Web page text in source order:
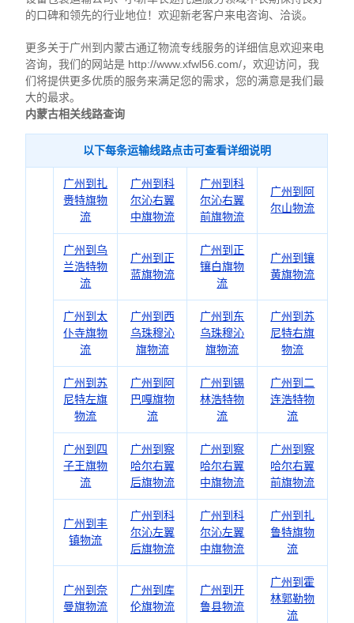
的口碑和领先的行业地位！欢迎新老客户来电咨询、洽谈。
更多关于广州到内蒙古通辽物流专线服务的详细信息欢迎来电
咨询，我们的网站是 http://www.xfwl56.com/，欢迎访问，我
们将提供更多优质的服务来满足您的需求，您的满意是我们最
大的最求。
内蒙古相关线路查询
以下每条运输线路点击可查看详细说明
广州到扎
赉特旗物
流
广州到科
尔沁右翼
中旗物流
广州到科
尔沁右翼
前旗物流
广州到阿
尔山物流
广州到乌
兰浩特物
流
广州到正
蓝旗物流
广州到正
镶白旗物
流
广州到镶
黄旗物流
广州到太
仆寺旗物
流
广州到西
乌珠穆沁
旗物流
广州到东
乌珠穆沁
旗物流
广州到苏
尼特右旗
物流
广州到苏
尼特左旗
物流
广州到阿
巴嘎旗物
流
广州到锡
林浩特物
流
广州到二
连浩特物
流
广州到四
子王旗物
流
广州到察
哈尔右翼
后旗物流
广州到察
哈尔右翼
中旗物流
广州到察
哈尔右翼
前旗物流
广州到丰
镇物流
广州到科
尔沁左翼
后旗物流
广州到科
尔沁左翼
中旗物流
广州到扎
鲁特旗物
流
广州到奈
曼旗物流
广州到库
伦旗物流
广州到开
鲁县物流
广州到霍
林郭勒物
流